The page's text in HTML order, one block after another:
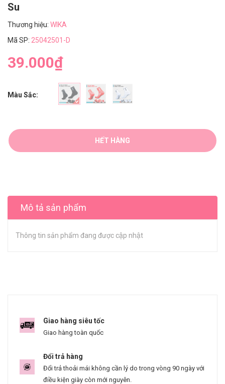
Su
Thương hiệu: WIKA
Mã SP: 25042501-D
39.000₫
Màu Sắc:
HẾT HÀNG
Mô tả sản phẩm
Thông tin sản phẩm đang được cập nhật
Giao hàng siêu tốc
Giao hàng toàn quốc
Đổi trả hàng
Đổi trả thoải mái không cần lý do trong vòng 90 ngày với
điều kiện giày còn mới nguyên.